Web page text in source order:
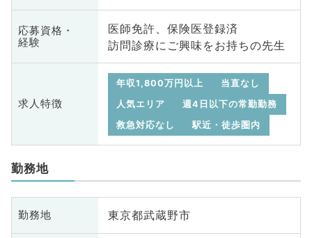
応募資格・
経験
医師免許、保険医登録済
訪問診療にご興味をお持ちの先生
求人特徴
年収1,800万円以上
当直なし
人気エリア
週4日以下の常勤勤務
救急対応なし
駅近・徒歩圏内
勤務地
勤務地 東京都武蔵野市